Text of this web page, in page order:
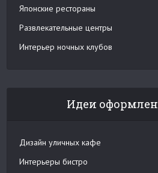
Японские рестораны
Развлекательные центры
Интерьер ночных клубов
Идеи
Дизайн уличных кафе
Интерьеры бистро